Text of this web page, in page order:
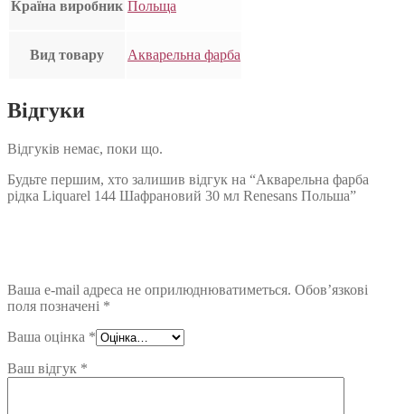
Країна виробник Польща
Вид товару Акварельна фарба
Відгуки
Відгуків немає, поки що.
Будьте першим, хто залишив відгук на “Акварельна фарба
рідка Liquarel 144 Шафрановий 30 мл Renesans Польша”
Ваша e-mail адреса не оприлюднюватиметься. Обов’язкові
поля позначені *
Ваша оцінка *
Ваш відгук *